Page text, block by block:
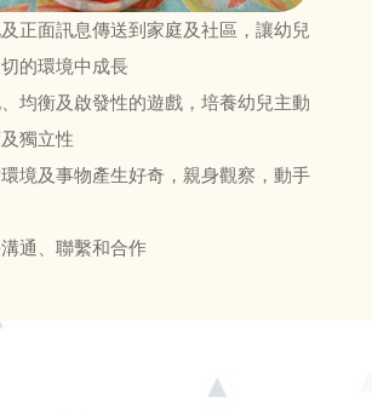
正面訊息傳送到家庭及社區，讓幼兒
的環境中成長
均衡及啟發性的遊戲，培養幼兒主動
獨立性
境及事物產生好奇，親身觀察，動手
通、聯繫和合作